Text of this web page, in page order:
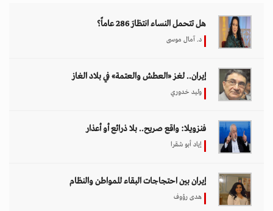
هل تتحمل النساء انتظارَ 286 عاماً؟
د. آمال موسى
إيران.. لغز «العطش والعتمة» في بلاد الغاز
وليد خدوري
فنزويلا: واقع صريح.. بلا ذرائع أو أعذار
إياد أبو شقرا
إيران بين احتجاجات البقاء للمواطن والنظام
هدى رؤوف